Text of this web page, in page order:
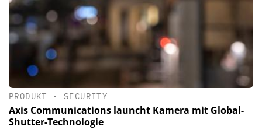
PRODUKT • SECURITY
Axis Communications launcht Kamera mit Global-
Shutter-Technologie